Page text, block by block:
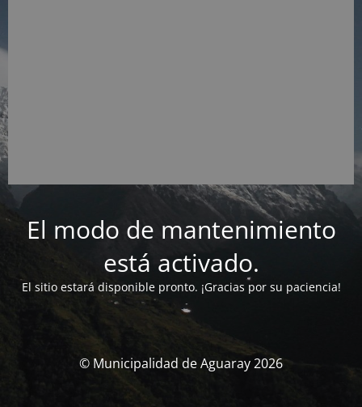
El modo de mantenimiento
está activado.
El sitio estará disponible pronto. ¡Gracias por su paciencia!
© Municipalidad de Aguaray 2026